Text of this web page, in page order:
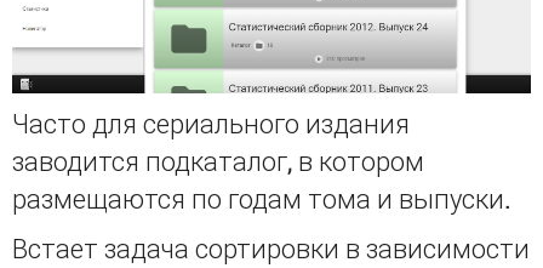
Часто для сериального издания
заводится подкаталог, в котором
размещаются по годам тома и выпуски.
Встает задача сортировки в зависимости